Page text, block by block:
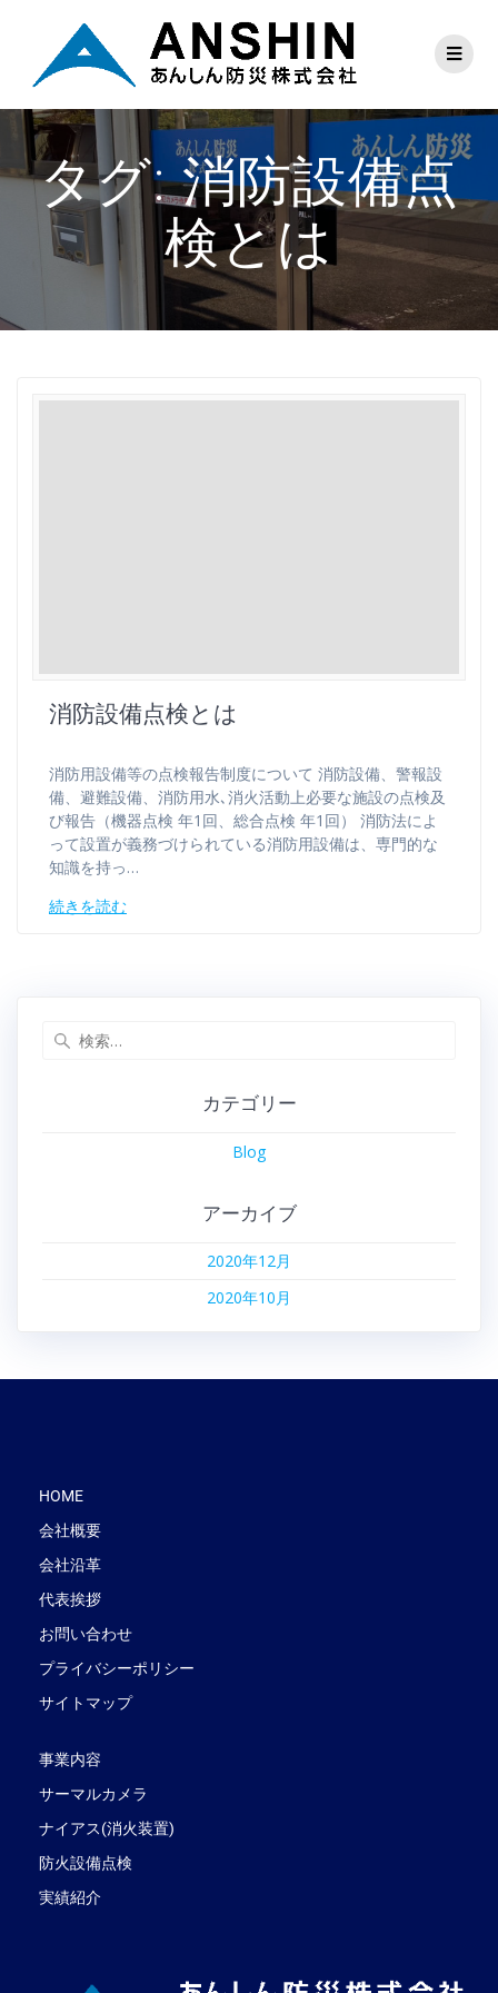
タグ:消防設備点
検とは
消防設備点検とは
消防用設備等の点検報告制度について 消防設備、警報設
備、避難設備、消防用水､消火活動上必要な施設の点検及
び報告（機器点検 年1回、総合点検 年1回） 消防法によ
って設置が義務づけられている消防用設備は、専門的な
知識を持っ…
続きを読む
カテゴリー
Blog
アーカイブ
2020年12月
2020年10月
HOME
会社概要
会社沿革
代表挨拶
お問い合わせ
プライバシーポリシー
サイトマップ
事業内容
サーマルカメラ
ナイアス(消火装置)
防火設備点検
実績紹介